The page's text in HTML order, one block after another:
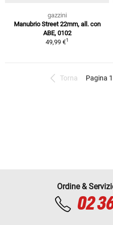
gazzini
Manubrio Street 22mm, all. con
ABE, 0102
49,99 €1
Torna Pagina
Ordine &
02